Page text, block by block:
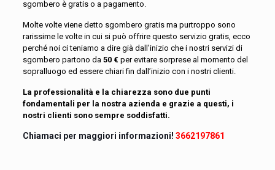
sgombero è gratis o a pagamento.
Molte volte viene detto sgombero gratis ma purtroppo sono
rarissime le volte in cui si può offrire questo servizio gratis, ecco
perché noi ci teniamo a dire già dall’inizio che i nostri servizi di
sgombero partono da 50 €per evitare sorprese al momento del
sopralluogo ed essere chiari fin dall’inizio con i nostri clienti.
La professionalità e la chiarezza sono due punti
fondamentali per la nostra azienda e grazie a questi, i
nostri clienti sono sempre soddisfatti.
Chiamaci per maggiori informazioni! 3662197861